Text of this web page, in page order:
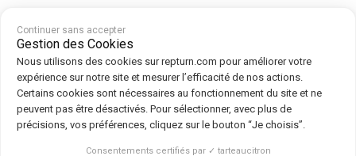
Condiciones generales de venta Aviso legal Política de privacidad
Cookies|Política de cookies
Síguenos en :
Repturn 2026
Continuer sans accepter
Gestion des Cookies
Nous utilisons des cookies sur repturn.com pour améliorer votre
expérience sur notre site et mesurer l’efficacité de nos actions.
Certains cookies sont nécessaires au fonctionnement du site et ne
peuvent pas être désactivés. Pour sélectionner, avec plus de
précisions, vos préférences, cliquez sur le bouton “Je choisis”.
Consentements certifiés par ✓ tarteaucitron